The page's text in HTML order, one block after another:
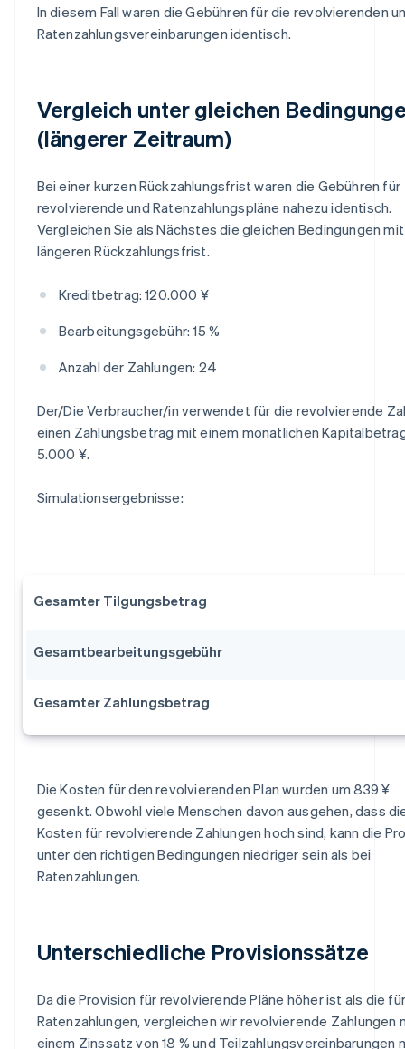
In diesem Fall waren die Gebühren für die revolvierenden
Ratenzahlungsvereinbarungen identisch.
Vergleich unter gleichen
(längerer Zeitraum)
Bei einer kurzen Rückzahlungsfrist waren die Gebühren für
revolvierende und Ratenzahlungspläne nahezu identisch.
Vergleichen Sie als Nächstes die gleichen Bedingungen
längeren Rückzahlungsfrist.
Kreditbetrag: 120.000 ¥
Bearbeitungsgebühr: 15 %
Anzahl der Zahlungen: 24
Der/Die Verbraucher/in verwendet für die revolvierende
einen Zahlungsbetrag mit einem monatlichen
5.000 ¥.
Simulationsergebnisse:
Gesamter Tilgungsbetrag
Gesamtbearbeitungsgebühr
Gesamter Zahlungsbetrag
Die Kosten für den revolvierenden Plan wurden um 839 ¥
gesenkt. Obwohl viele Menschen davon ausgehen, dass
Kosten für revolvierende Zahlungen hoch sind, kann die
unter den richtigen Bedingungen niedriger sein als bei
Ratenzahlungen.
Unterschiedliche Provisionssätze
Da die Provision für revolvierende Pläne höher ist als die für
Ratenzahlungen, vergleichen wir revolvierende Zahlungen
einem Zinssatz von 18 % und Teilzahlungsvereinbarungen